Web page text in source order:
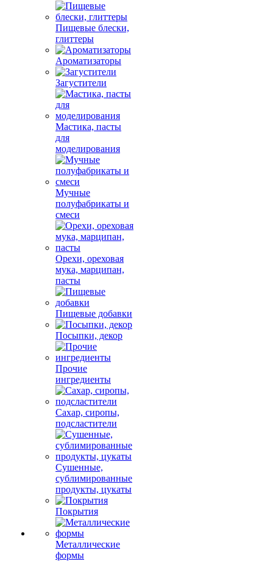
Пищевые блески,
глиттеры
Ароматизаторы
Загустители
Мастика, пасты
для
моделирования
Мучные
полуфабрикаты и
смеси
Орехи, ореховая
мука, марципан,
пасты
Пищевые добавки
Посыпки, декор
Прочие
ингредиенты
Сахар, сиропы,
подсластители
Сушенные,
сублимированные
продукты, цукаты
Покрытия
Металлические
формы